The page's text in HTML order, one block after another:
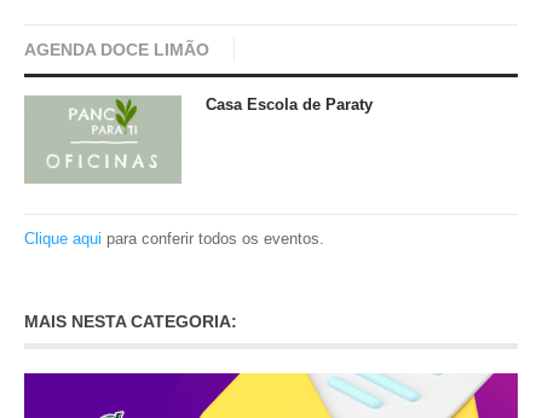
AGENDA DOCE LIMÃO
Casa Escola de Paraty
Clique aqui para conferir todos os eventos.
MAIS NESTA CATEGORIA: